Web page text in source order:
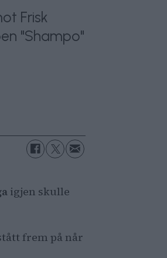
Frisk
"Shampo"
igjen skulle
frem på når